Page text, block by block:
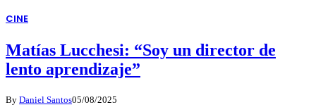
CINE
Matías Lucchesi: “Soy un director de
lento aprendizaje”
By Daniel Santos05/08/2025